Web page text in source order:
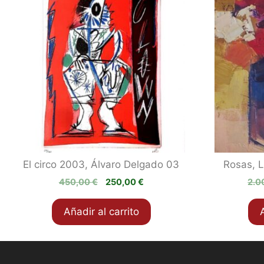
El circo 2003, Álvaro Delgado 03
450,00€
El
original
era:
250,00€El
actual
es:
Añadir al carrito
Rosas,